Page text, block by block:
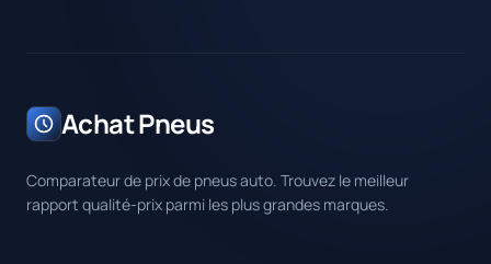
Achat Pneus
Comparateur de prix de pneus auto. Trouvez le meilleur
rapport qualité-prix parmi les plus grandes marques.